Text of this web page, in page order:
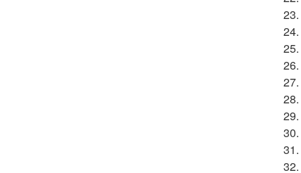
23.
24.
25.
26.
27.
28.
29.
30.
31.
32.